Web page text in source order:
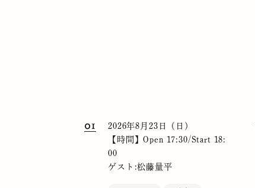
01
2026年8月23日（日）
【時間】Open 17:30/Start 18:
00
ゲスト:松藤量平